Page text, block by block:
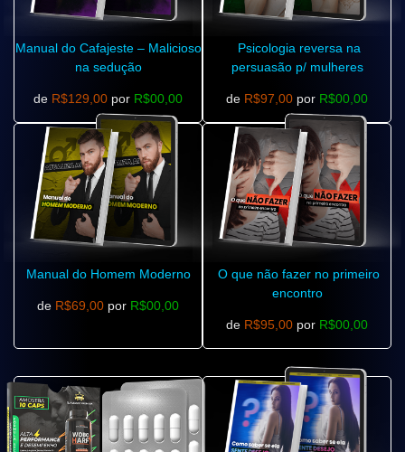
Manual do Cafajeste – Malicioso
na sedução
de R$129,00 por R$00,00
Psicologia reversa na
persuasão p/ mulheres
de R$97,00 por R$00,00
Manual do Homem Moderno
de R$69,00 por R$00,00
O que não fazer no primeiro
encontro
de R$95,00 por R$00,00